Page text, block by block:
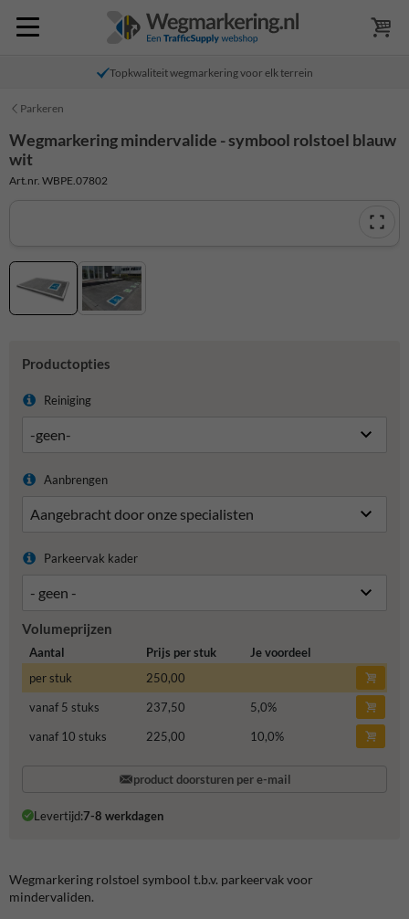
Topkwaliteit wegmarkering voor elk terrein
Parkeren
Wegmarkering mindervalide - symbool rolstoel blauw
wit
Art.nr. WBPE.07802
Productopties
Reiniging
Aanbrengen
Parkeervak kader
Volumeprijzen
Aantal Prijs per stuk
Je voordeel
per stuk
250,00
vanaf 5 stuks
237,50 5,0%
vanaf 10 stuks
225,00 10,0%
product doorsturen per e-mail
Levertijd:7-8 werkdagen
Wegmarkering rolstoel symbool t.b.v. parkeervak voor
mindervaliden.